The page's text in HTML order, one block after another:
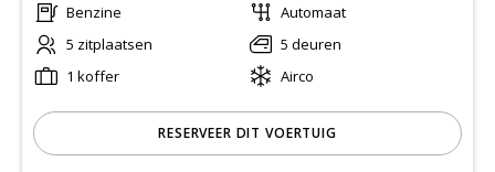
Benzine
Automaat
5 zitplaatsen
5 deuren
1 koffer
Airco
RESERVEER DIT VOERTUIG